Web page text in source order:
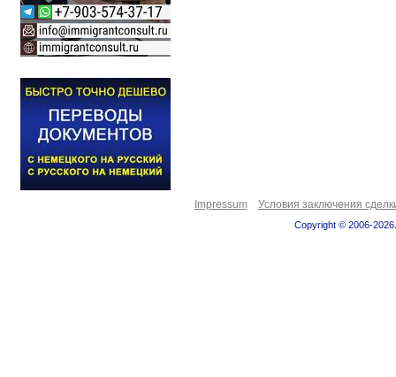
Impressum Условия заключения
Copyright © 2006-